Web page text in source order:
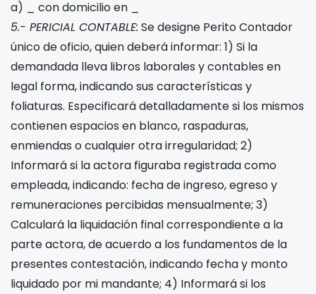
a) _ con domicilio en _
5.- PERICIAL CONTABLE: Se designe Perito Contador
único de oficio, quien deberá informar: 1) Si la
demandada lleva libros laborales y contables en
legal forma, indicando sus características y
foliaturas. Especificará detalladamente si los mismos
contienen espacios en blanco, raspaduras,
enmiendas o cualquier otra irregularidad; 2)
Informará si la actora figuraba registrada como
empleada, indicando: fecha de ingreso, egreso y
remuneraciones percibidas mensualmente; 3)
Calculará la liquidación final correspondiente a la
parte actora, de acuerdo a los fundamentos de la
presentes contestación, indicando fecha y monto
liquidado por mi mandante; 4) Informará si los